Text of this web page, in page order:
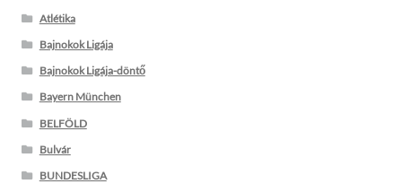
Atlétika
Bajnokok Ligája
Bajnokok Ligája-döntő
Bayern München
BELFÖLD
Bulvár
BUNDESLIGA